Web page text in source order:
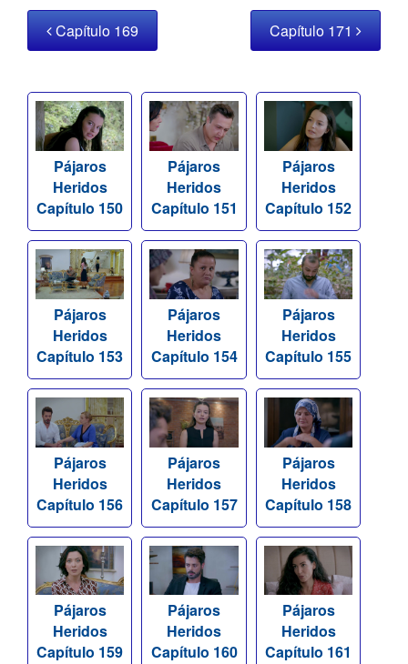
Capítulo 169 Capítulo 171
Pájaros
Heridos
Capítulo 150
Pájaros
Heridos
Capítulo 151
Pájaros
Heridos
Capítulo 152
Pájaros
Heridos
Capítulo 153
Pájaros
Heridos
Capítulo 154
Pájaros
Heridos
Capítulo 155
Pájaros
Heridos
Capítulo 156
Pájaros
Heridos
Capítulo 157
Pájaros
Heridos
Capítulo 158
Pájaros
Heridos
Capítulo 159
Pájaros
Heridos
Capítulo 160
Pájaros
Heridos
Capítulo 161